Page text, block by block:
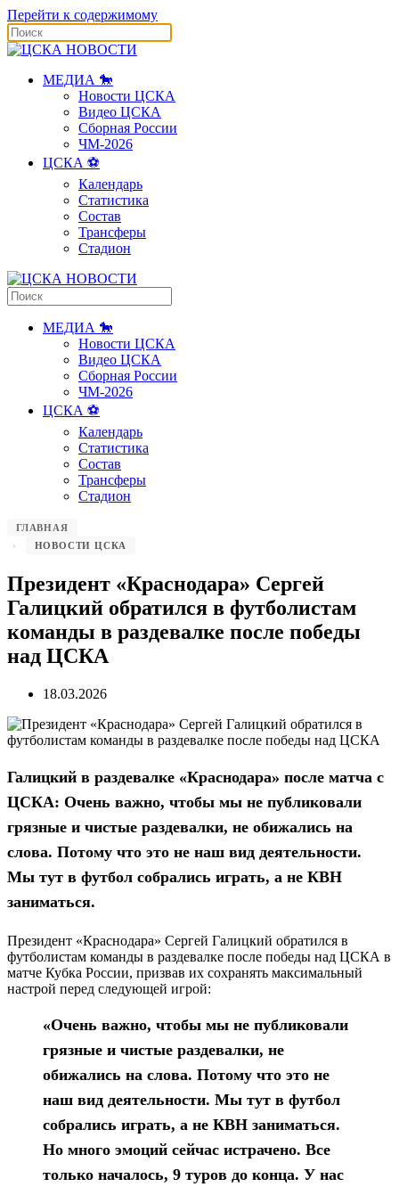
Перейти к содержимому
МЕДИА 🐎
Новости ЦСКА
Видео ЦСКА
Сборная России
ЧМ-2026
ЦСКА ⚽️
Календарь
Статистика
Состав
Трансферы
Стадион
МЕДИА 🐎
Новости ЦСКА
Видео ЦСКА
Сборная России
ЧМ-2026
ЦСКА ⚽️
Календарь
Статистика
Состав
Трансферы
Стадион
ГЛАВНАЯ
НОВОСТИ ЦСКА
Президент «Краснодара» Сергей
Галицкий обратился в футболистам
команды в раздевалке после победы
над ЦСКА
18.03.2026
Галицкий в раздевалке «Краснодара» после матча с
ЦСКА: Очень важно, чтобы мы не публиковали
грязные и чистые раздевалки, не обижались на
слова. Потому что это не наш вид деятельности.
Мы тут в футбол собрались играть, а не КВН
заниматься.
Президент «Краснодара» Сергей Галицкий обратился в
футболистам команды в раздевалке после победы над ЦСКА в
матче Кубка России, призвав их сохранять максимальный
настрой перед следующей игрой:
«Очень важно, чтобы мы не публиковали
грязные и чистые раздевалки, не
обижались на слова. Потому что это не
наш вид деятельности. Мы тут в футбол
собрались играть, а не КВН заниматься.
Но много эмоций сейчас истрачено. Все
только началось, 9 туров до конца. У нас